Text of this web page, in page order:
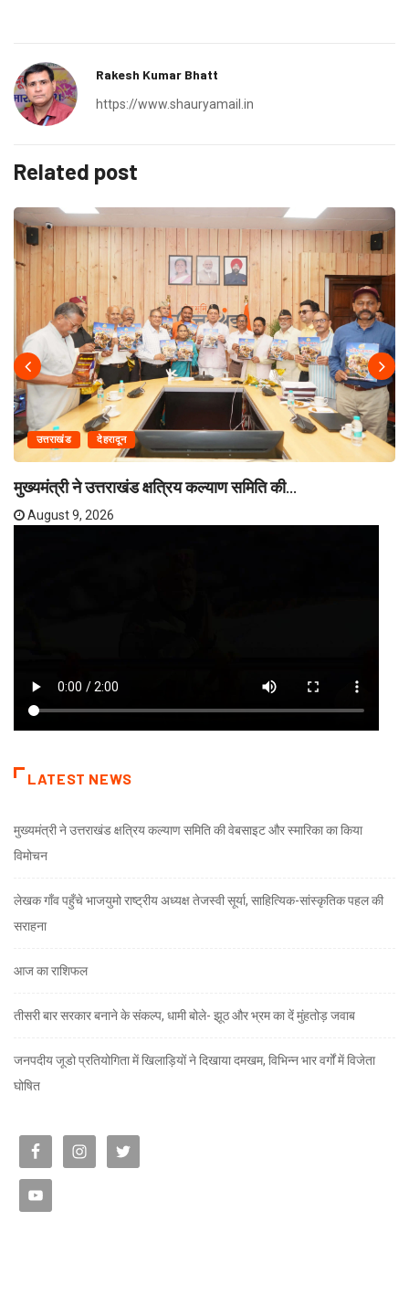
Rakesh Kumar Bhatt
https://www.shauryamail.in
Related post
उत्तराखंड देहरादून
मुख्यमंत्री ने उत्तराखंड क्षत्रिय कल्याण समिति की...
August 9, 2026
LATEST NEWS
मुख्यमंत्री ने उत्तराखंड क्षत्रिय कल्याण समिति की वेबसाइट और स्मारिका का किया
विमोचन
लेखक गाँव पहुँचे भाजयुमो राष्ट्रीय अध्यक्ष तेजस्वी सूर्या, साहित्यिक-सांस्कृतिक पहल की
सराहना
आज का राशिफल
तीसरी बार सरकार बनाने के संकल्प, धामी बोले- झूठ और भ्रम का दें मुंहतोड़ जवाब
जनपदीय जूडो प्रतियोगिता में खिलाड़ियों ने दिखाया दमखम, विभिन्न भार वर्गों में विजेता
घोषित